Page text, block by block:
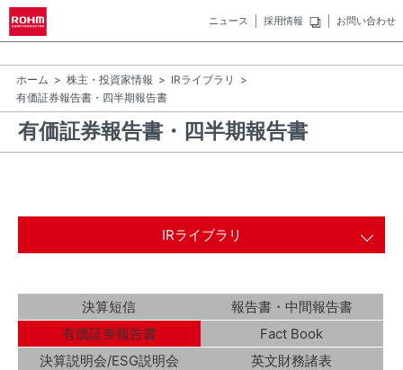
ニュース 採用情報 お問い合わせ
ホーム 株主・投資家情報
IRライブラリ
有価証券報告書・四半期報告書
有価証券報告書・四半期報告書
IRライブラリ
決算短信
報告書・中間報告書
有価証券報告書
Fact Book
決算説明会/ESG説明会
英文財務諸表